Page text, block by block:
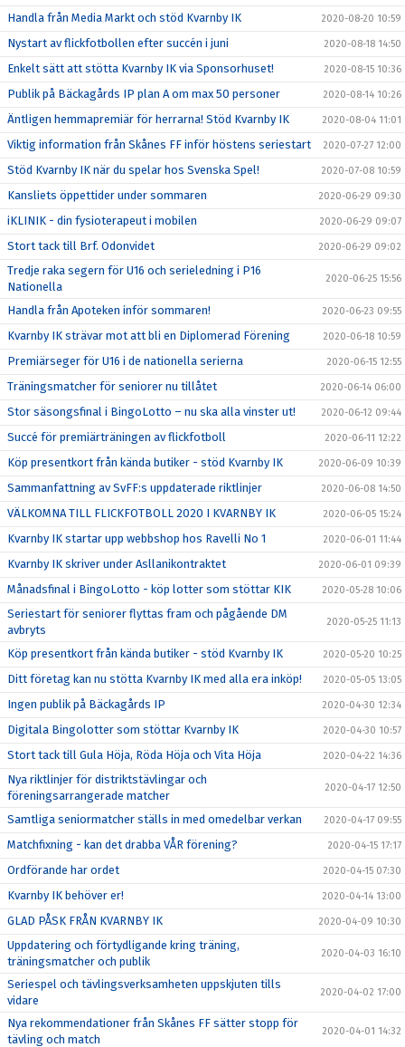
Handla från Media Markt och stöd Kvarnby IK 2020-08-20 10:59
Nystart av flickfotbollen efter succén i juni 2020-08-18 14:50
Enkelt sätt att stötta Kvarnby IK via Sponsorhuset! 2020-08-15 10:36
Publik på Bäckagårds IP plan A om max 50 personer 2020-08-14 10:26
Äntligen hemmapremiär för herrarna! Stöd Kvarnby IK 2020-08-04 11:01
Viktig information från Skånes FF inför höstens seriestart 2020-07-27 12:00
Stöd Kvarnby IK när du spelar hos Svenska Spel! 2020-07-08 10:59
Kansliets öppettider under sommaren 2020-06-29 09:30
iKLINIK - din fysioterapeut i mobilen 2020-06-29 09:07
Stort tack till Brf. Odonvidet 2020-06-29 09:02
Tredje raka segern för U16 och serieledning i P16
Nationella
2020-06-25 15:56
Handla från Apoteken inför sommaren! 2020-06-23 09:55
Kvarnby IK strävar mot att bli en Diplomerad Förening 2020-06-18 10:59
Premiärseger för U16 i de nationella serierna 2020-06-15 12:55
Träningsmatcher för seniorer nu tillåtet 2020-06-14 06:00
Stor säsongsfinal i BingoLotto – nu ska alla vinster ut! 2020-06-12 09:44
Succé för premiärträningen av flickfotboll 2020-06-11 12:22
Köp presentkort från kända butiker - stöd Kvarnby IK 2020-06-09 10:39
Sammanfattning av SvFF:s uppdaterade riktlinjer 2020-06-08 14:50
VÄLKOMNA TILL FLICKFOTBOLL 2020 I KVARNBY IK 2020-06-05 15:24
Kvarnby IK startar upp webbshop hos Ravelli No 1 2020-06-01 11:44
Kvarnby IK skriver under Asllanikontraktet 2020-06-01 09:39
Månadsfinal i BingoLotto - köp lotter som stöttar KIK 2020-05-28 10:06
Seriestart för seniorer flyttas fram och pågående DM
avbryts
2020-05-25 11:13
Köp presentkort från kända butiker - stöd Kvarnby IK 2020-05-20 10:25
Ditt företag kan nu stötta Kvarnby IK med alla era inköp! 2020-05-05 13:05
Ingen publik på Bäckagårds IP 2020-04-30 12:34
Digitala Bingolotter som stöttar Kvarnby IK 2020-04-30 10:57
Stort tack till Gula Höja, Röda Höja och Vita Höja 2020-04-22 14:36
Nya riktlinjer för distriktstävlingar och
föreningsarrangerade matcher
2020-04-17 12:50
Samtliga seniormatcher ställs in med omedelbar verkan 2020-04-17 09:55
Matchfixning - kan det drabba VÅR förening? 2020-04-15 17:17
Ordförande har ordet 2020-04-15 07:30
Kvarnby IK behöver er! 2020-04-14 13:00
GLAD PÅSK FRÅN KVARNBY IK 2020-04-09 10:30
Uppdatering och förtydligande kring träning,
träningsmatcher och publik
2020-04-03 16:10
Seriespel och tävlingsverksamheten uppskjuten tills
vidare
2020-04-02 17:00
Nya rekommendationer från Skånes FF sätter stopp för
tävling och match
2020-04-01 14:32